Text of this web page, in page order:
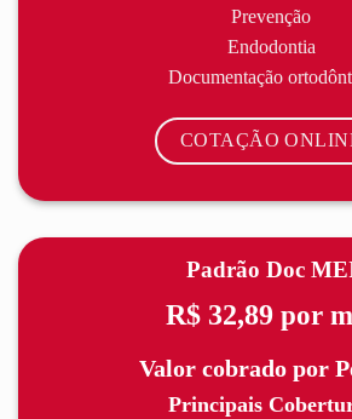
Prevenção
Endodontia
Documentação
COTAÇÃO
Padrão Doc
R$ 32,89 por
Valor cobrado por
Principais